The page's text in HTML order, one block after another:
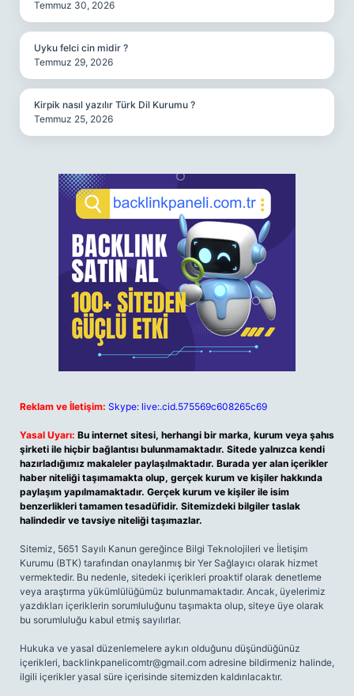
Temmuz 30, 2026
Uyku felci cin midir ?
Temmuz 29, 2026
Kirpik nasıl yazılır Türk Dil Kurumu ?
Temmuz 25, 2026
Reklam ve İletişim: Skype: live:.cid.575569c608265c69
Yasal Uyarı: Bu internet sitesi, herhangi bir marka, kurum veya şahıs
şirketi ile hiçbir bağlantısı bulunmamaktadır. Sitede yalnızca kendi
hazırladığımız makaleler paylaşılmaktadır. Burada yer alan içerikler
haber niteliği taşımamakta olup, gerçek kurum ve kişiler hakkında
paylaşım yapılmamaktadır. Gerçek kurum ve kişiler ile isim
benzerlikleri tamamen tesadüfidir. Sitemizdeki bilgiler taslak
halindedir ve tavsiye niteliği taşımazlar.
Sitemiz, 5651 Sayılı Kanun gereğince Bilgi Teknolojileri ve İletişim
Kurumu (BTK) tarafından onaylanmış bir Yer Sağlayıcı olarak hizmet
vermektedir. Bu nedenle, sitedeki içerikleri proaktif olarak denetleme
veya araştırma yükümlülüğümüz bulunmamaktadır. Ancak, üyelerimiz
yazdıkları içeriklerin sorumluluğunu taşımakta olup, siteye üye olarak
bu sorumluluğu kabul etmiş sayılırlar.
Hukuka ve yasal düzenlemelere aykırı olduğunu düşündüğünüz
içerikleri, backlinkpanelicomtr@gmail.com adresine bildirmeniz halinde,
ilgili içerikler yasal süre içerisinde sitemizden kaldırılacaktır.